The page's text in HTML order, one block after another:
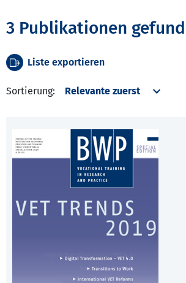
3 Publikationen
Liste exportieren
Sortierung: